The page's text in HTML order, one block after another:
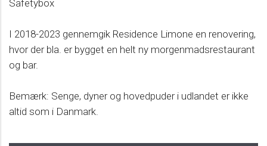
Safetybox
I 2018-2023 gennemgik Residence Limone en renovering,
hvor der bla. er bygget en helt ny morgenmadsrestaurant
og bar.
Bemærk: Senge, dyner og hovedpuder i udlandet er ikke
altid som i Danmark.